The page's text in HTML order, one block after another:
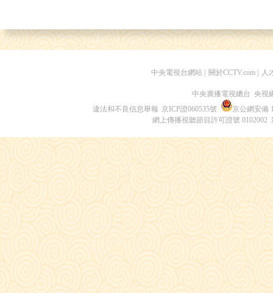
中央電視台網站 關於CCTV.com 人
中央廣播電視總台 央視
違法和不良信息舉報 京ICP證060535號
京公網安備
網上傳播視聽節目許可證號 0102002